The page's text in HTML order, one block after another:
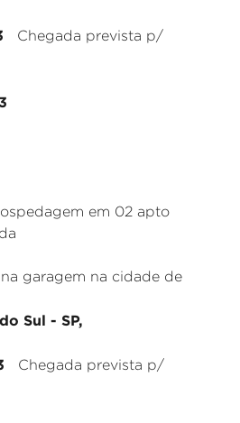
Chegada prevista p/
01
em 02 apto
garagem na cidade de
Sul - SP,
Chegada prevista p/